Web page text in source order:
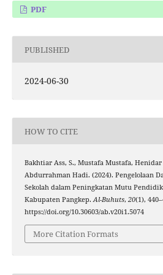
PDF
PUBLISHED
2024-06-30
HOW TO CITE
Bakhtiar Ass, S., Mustafa Mustafa,
Abdurrahman Hadi. (2024). Pengelolaan
Sekolah dalam Peningkatan Mutu
Kabupaten Pangkep.Al-Buhuts, 20(1),
https://doi.org/10.30603/ab.v20i1.5074
More Citation Formats